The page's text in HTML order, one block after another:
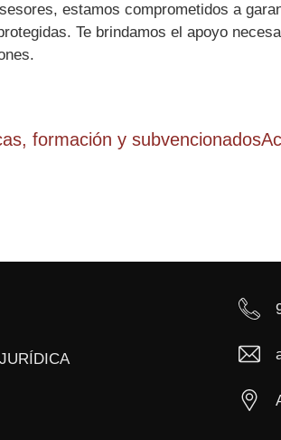
estamos comprometidos a
Te brindamos el apoyo
formación y subvencionados